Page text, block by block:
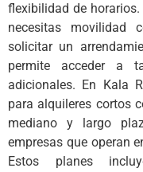
flexibilidad de
necesitas movilidad
solicitar un
permite acceder a
adicionales. En Kala
para alquileres cortos
mediano y largo
empresas que operan
Estos planes